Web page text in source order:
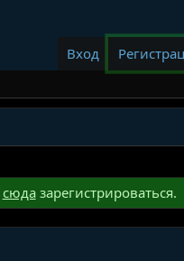
Вход
сюдазарегистрироваться.